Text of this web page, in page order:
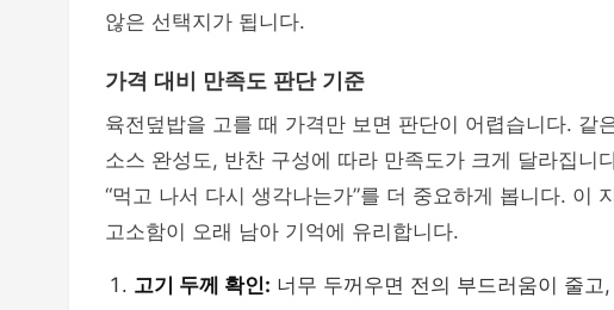
않은 선택지가 됩니다.
가격 대비 만족도 판단 기준
육전덮밥을 고를 때 가격만 보면 판단이 어렵습니다. 같
소스 완성도, 반찬 구성에 따라 만족도가 크게 달라집니
“먹고 나서 다시 생각나는가”를 더 중요하게 봅니다. 이
고소함이 오래 남아 기억에 유리합니다.
고기 두께 확인: 너무 두꺼우면 전의 부드러움이 줄